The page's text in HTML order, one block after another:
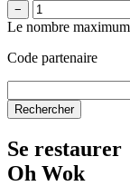
−
Le nombre
Code partenaire
Se restaurer
Oh Wok